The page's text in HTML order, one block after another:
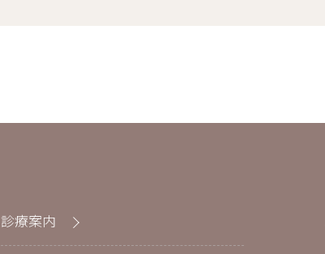
診療案内